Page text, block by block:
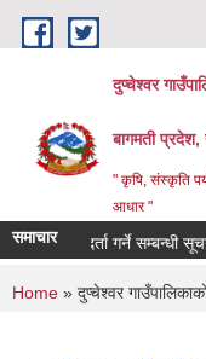
Skip to main content
दुप्चेश्वर
बागमती प्रदेश,
" कृषि, संस्कृति
आधार "
समाचार
सूची दर्ता गर्ने सम्बन्धी सूचना।
You are
Home » दुप्चेश्वर